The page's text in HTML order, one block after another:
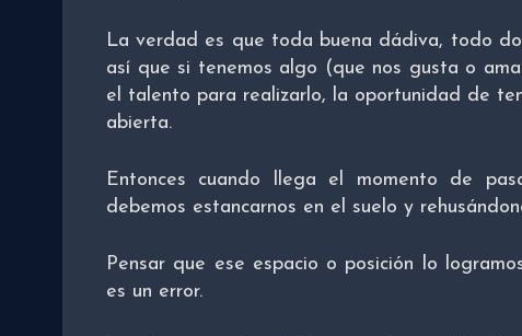
La verdad es que toda buena dádiva, todo
así que si tenemos algo (que nos gusta o
el talento para realizarlo, la oportunidad de
abierta.
Entonces cuando llega el momento de
debemos estancarnos en el suelo y
Pensar que ese espacio o posición lo
es un error.